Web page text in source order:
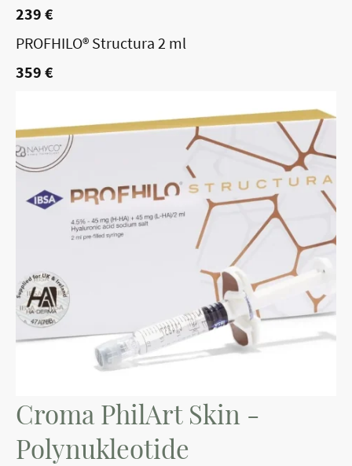
239 €
PROFHILO® Structura 2 ml
359 €
Croma PhilArt Skin -
Polynukleotide